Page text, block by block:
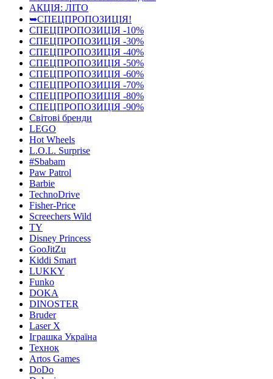
АКЦІЯ: ЛІТО
➥СПЕЦПРОПОЗИЦІЯ!
СПЕЦПРОПОЗИЦІЯ -10%
СПЕЦПРОПОЗИЦІЯ -30%
СПЕЦПРОПОЗИЦІЯ -40%
СПЕЦПРОПОЗИЦІЯ -50%
СПЕЦПРОПОЗИЦІЯ -60%
СПЕЦПРОПОЗИЦІЯ -70%
СПЕЦПРОПОЗИЦІЯ -80%
СПЕЦПРОПОЗИЦІЯ -90%
Світові бренди
LEGO
Hot Wheels
L.O.L. Surprise
#Sbabam
Paw Patrol
Barbie
TechnoDrive
Fisher-Price
Screechers Wild
TY
Disney Princess
GooJitZu
Kiddi Smart
LUKKY
Funko
DOKA
DINOSTER
Bruder
Laser X
Іграшка Україна
Технок
Artos Games
DoDo